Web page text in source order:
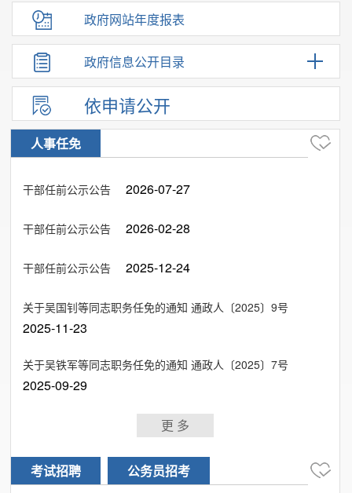
政府网站年度报表
政府信息公开目录
依申请公开
人事任免
干部任前公示公告 2026-07-27
干部任前公示公告 2026-02-28
干部任前公示公告 2025-12-24
关于吴国钊等同志职务任免的通知 通政人〔2025〕9号
2025-11-23
关于吴铁军等同志职务任免的通知 通政人〔2025〕7号
2025-09-29
更 多
考试招聘 公务员招考